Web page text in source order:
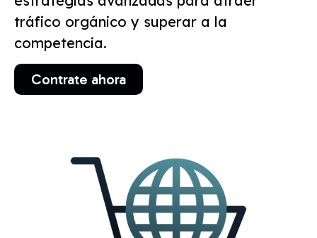
tráfico orgánico y superar a la
competencia.
Contrate ahora